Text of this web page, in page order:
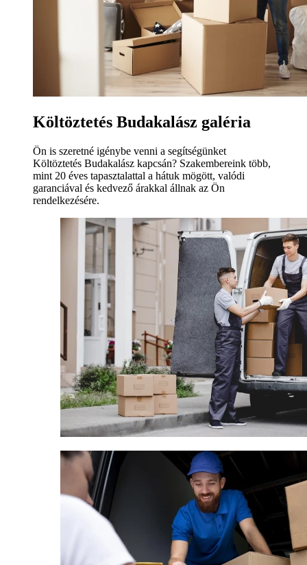
Költöztetés Budakalász galéria
Ön is szeretné igénybe venni a segítségünket
Költöztetés Budakalász kapcsán? Szakembereink több,
mint 20 éves tapasztalattal a hátuk mögött, valódi
garanciával és kedvező árakkal állnak az Ön
rendelkezésére.